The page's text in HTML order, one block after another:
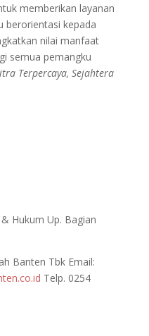
memberikan layanan
berorientasi kepada
nilai manfaat
semua pemangku
Terpercaya, Sejahtera
Hukum Up. Bagian
Banten Tbk Email:
Telp. 0254